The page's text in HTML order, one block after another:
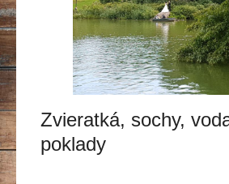
Zvieratká, sochy,
poklady